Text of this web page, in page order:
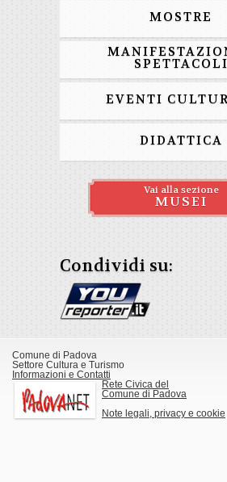
MOSTRE
SPETTACOLI
EVENTI
DIDATTICA
Vai alla sezione
MUSEI
Condividi su:
Comune di Padova
Settore Cultura e Turismo
Informazioni e Contatti
Rete Civica del
Comune di Padova
Note legali, privacy e cookie